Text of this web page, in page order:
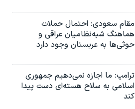
مقام سعودی: احتمال حملات
هماهنگ شبه‌نظامیان عراقی و
حوثی‌ها به عربستان وجود دارد
ترامپ: ما اجازه نمی‌دهیم جمهوری
اسلامی به سلاح هسته‌ای دست پیدا
کند